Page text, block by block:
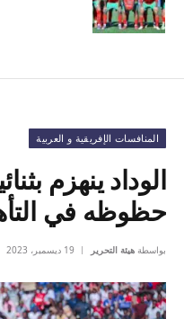
المنافسات الإفريقية و العربية
الوداد ينهزم
حظوظه في
بواسطة هيئة التحرير 19 ديسمبر، 2023